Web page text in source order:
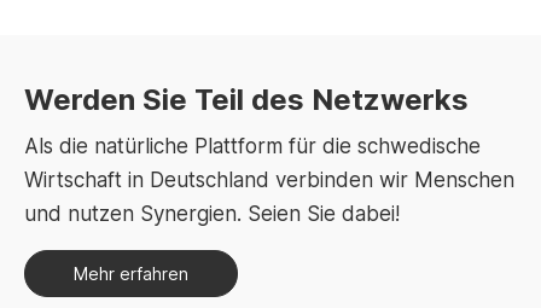
Werden Sie Teil des Netzwerks
Als die natürliche Plattform für die schwedische
Wirtschaft in Deutschland verbinden wir Menschen
und nutzen Synergien. Seien Sie dabei!
Mehr erfahren